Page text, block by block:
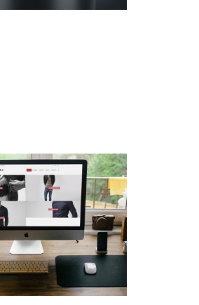
para Indumentaria
Trabajos Web